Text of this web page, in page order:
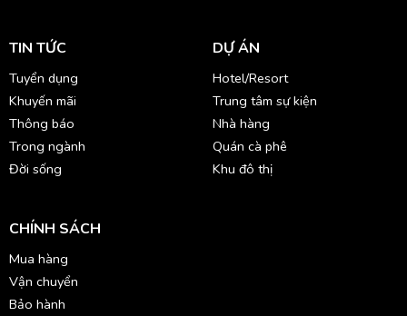
TIN TỨC
Tuyển dụng
Khuyến mãi
Thông báo
Trong ngành
Đời sống
DỰ ÁN
Hotel/Resort
Trung tâm sự kiện
Nhà hàng
Quán cà phê
Khu đô thị
CHÍNH SÁCH
Mua hàng
Vận chuyển
Bảo hành